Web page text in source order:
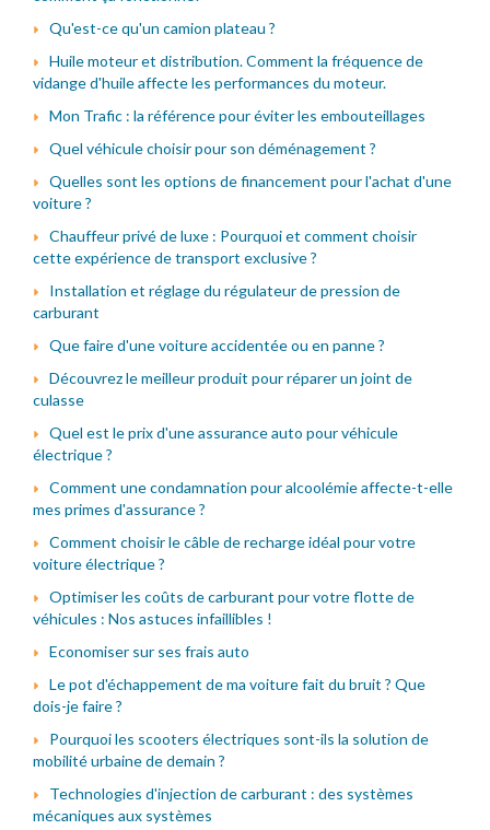
Qu'est-ce qu'un camion plateau ?
Huile moteur et distribution. Comment la fréquence de
vidange d'huile affecte les performances du moteur.
Mon Trafic : la référence pour éviter les embouteillages
Quel véhicule choisir pour son déménagement ?
Quelles sont les options de financement pour l'achat d'une
voiture ?
Chauffeur privé de luxe : Pourquoi et comment choisir
cette expérience de transport exclusive ?
Installation et réglage du régulateur de pression de
carburant
Que faire d'une voiture accidentée ou en panne ?
Découvrez le meilleur produit pour réparer un joint de
culasse
Quel est le prix d'une assurance auto pour véhicule
électrique ?
Comment une condamnation pour alcoolémie affecte-t-elle
mes primes d'assurance ?
Comment choisir le câble de recharge idéal pour votre
voiture électrique ?
Optimiser les coûts de carburant pour votre flotte de
véhicules : Nos astuces infaillibles !
Economiser sur ses frais auto
Le pot d'échappement de ma voiture fait du bruit ? Que
dois-je faire ?
Pourquoi les scooters électriques sont-ils la solution de
mobilité urbaine de demain ?
Technologies d'injection de carburant : des systèmes
mécaniques aux systèmes